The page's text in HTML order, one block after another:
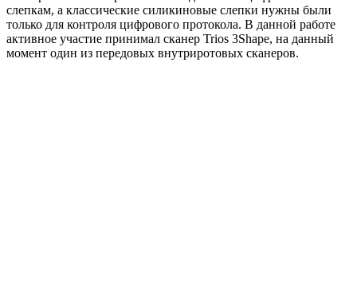
слепкам, а классические силикиновые слепки нужны были
только для контроля цифрового протокола. В данной работе
активное участие принимал сканер Trios 3Shape, на данный
момент один из передовых внутриротовых сканеров.